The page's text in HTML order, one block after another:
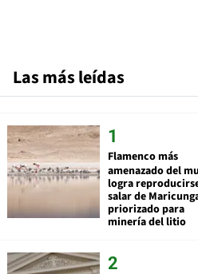
Las más leídas
Flamenco más
amenazado del
logra
salar de
priorizado para
minería del litio